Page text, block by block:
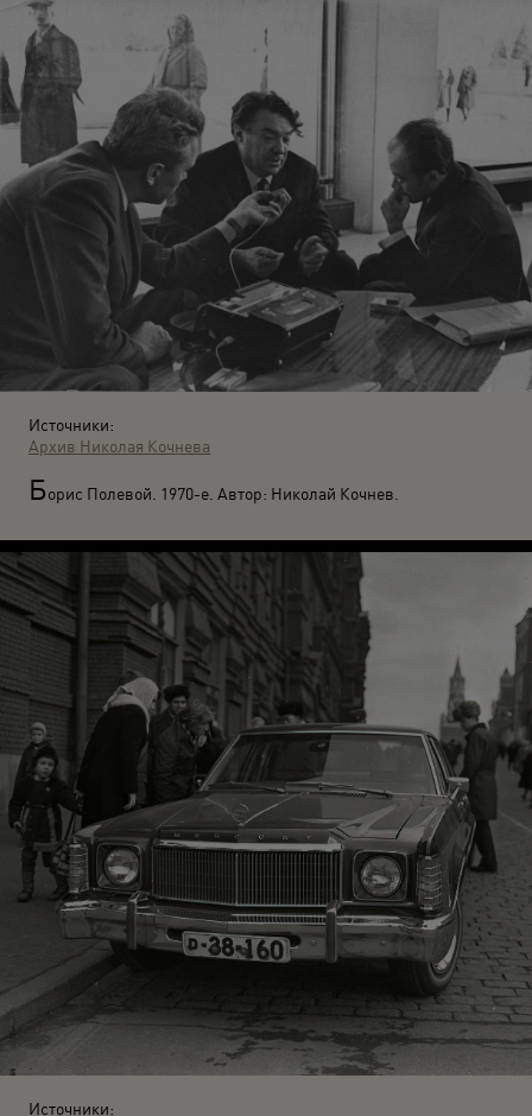
Источники:
Архив Николая Кочнева
Борис Полевой. 1970-е. Автор: Николай Кочнев.
Источники: